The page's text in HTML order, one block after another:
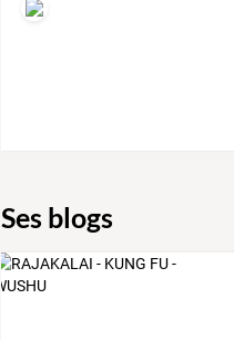
Ses blogs